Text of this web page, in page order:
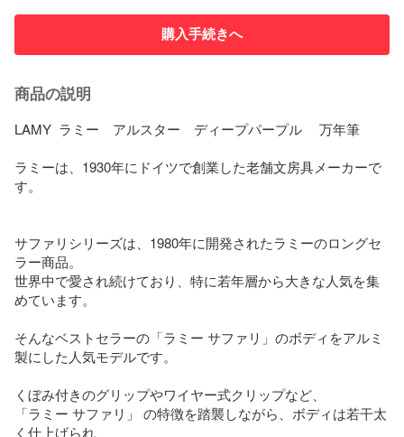
購入手続きへ
商品の説明
LAMY  ラミー　アルスター　ディープパープル　 万年筆
ラミーは、1930年にドイツで創業した老舗文房具メーカーで
す。
サファリシリーズは、1980年に開発されたラミーのロングセ
ラー商品。
世界中で愛され続けており、特に若年層から大きな人気を集
めています。
そんなベストセラーの「ラミー サファリ」のボディをアルミ
製にした人気モデルです。
くぼみ付きのグリップやワイヤー式クリップなど、
「ラミー サファリ」 の特徴を踏襲しながら、ボディは若干太
く仕上げられ、